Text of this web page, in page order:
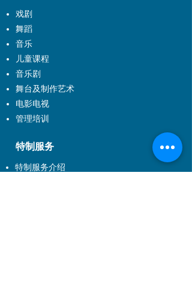
戏剧
舞蹈
音乐
儿童课程
音乐剧
舞台及制作艺术
电影电视
管理培训
特制服务
特制服务介绍